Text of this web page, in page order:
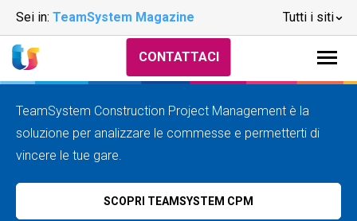
Sei in: TeamSystem Magazine Tutti i siti
CONTATTACI
TeamSystem Construction Project Management è la
soluzione per analizzare le commesse e permetterti di
vincere le tue gare.
SCOPRI TEAMSYSTEM CPM